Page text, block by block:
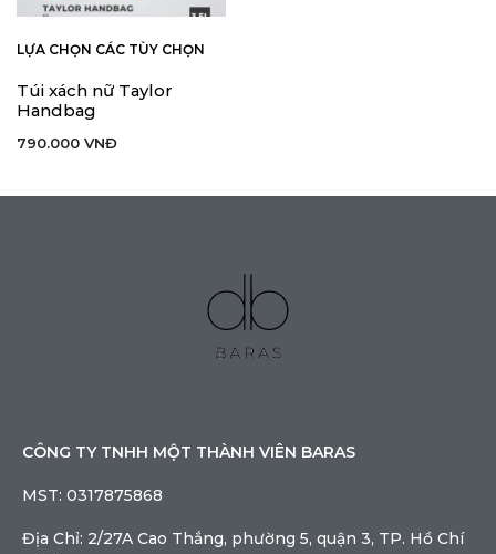
LỰA CHỌN CÁC TÙY CHỌN
Túi xách nữ Taylor
Handbag
790.000 VNĐ
CÔNG TY TNHH MỘT THÀNH VIÊN BARAS
MST: 0317875868
Địa Chỉ: 2/27A Cao Thắng, phường 5, quận 3, TP. Hồ Chí